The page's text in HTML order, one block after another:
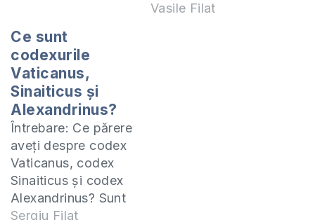
folosind materialele
de Studiu Biblic
Inductiv 1.
Dumnezeu face
cunoscute vremurile
de pe urmă -
http://precept.md/2016/11/22/dumnezeu-
face-cunoscute-
vremurile-de-pe-
urma/ 2. Daniel -
http://precept.md/2016/11/23/daniel/
Vasile Filat
Ce sunt
codexurile
Vaticanus,
Sinaiticus și
Alexandrinus?
Întrebare: Ce părere
aveți despre codex
Vaticanus, codex
Sinaiticus și codex
Alexandrinus? Sunt
vrednice de crezare
Sergiu Filat